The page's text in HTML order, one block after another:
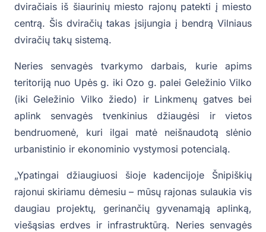
dviračiais iš šiaurinių miesto rajonų patekti į miesto
centrą. Šis dviračių takas įsijungia į bendrą Vilniaus
dviračių takų sistemą.
Neries senvagės tvarkymo darbais, kurie apims
teritoriją nuo Upės g. iki Ozo g. palei Geležinio Vilko
(iki Geležinio Vilko žiedo) ir Linkmenų gatves bei
aplink senvagės tvenkinius džiaugėsi ir vietos
bendruomenė, kuri ilgai matė neišnaudotą slėnio
urbanistinio ir ekonominio vystymosi potencialą.
„Ypatingai džiaugiuosi šioje kadencijoje Šnipiškių
rajonui skiriamu dėmesiu – mūsų rajonas sulaukia vis
daugiau projektų, gerinančių gyvenamąją aplinką,
viešąsias erdves ir infrastruktūrą. Neries senvagės